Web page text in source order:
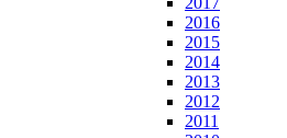
2016
2015
2014
2013
2012
2011